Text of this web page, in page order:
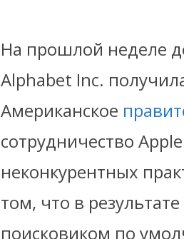
На прошлой неделе
Alphabet Inc.
Американское
сотрудничество
неконкурентных
том, что в
поисковиком по